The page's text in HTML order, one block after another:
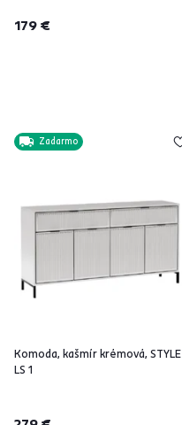
179 €
Zadarmo
Komoda, kašmír krémová, STYLE
LS 1